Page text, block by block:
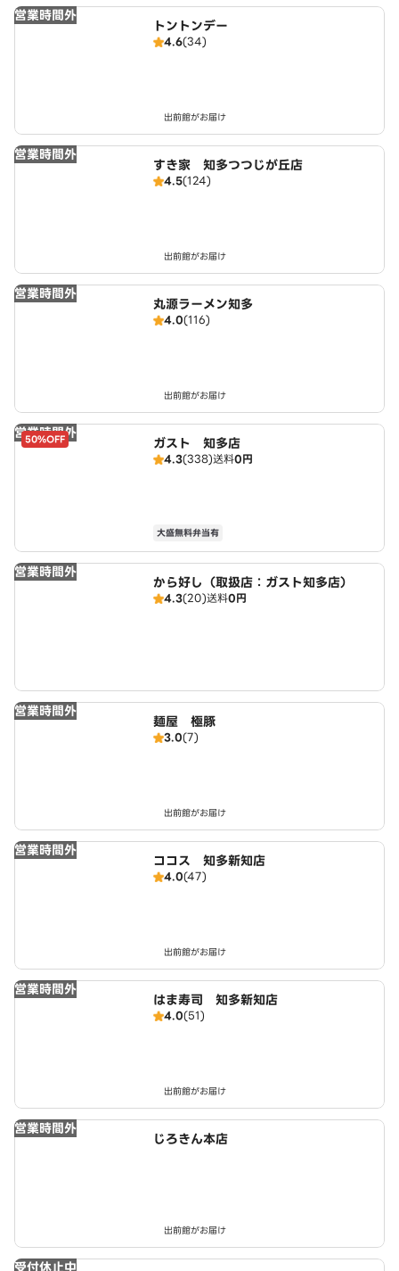
営業時間外
トントンデー
4.6(34)
出前館がお届け
営業時間外
すき家 知多つつじが丘店
4.5(124)
出前館がお届け
営業時間外
丸源ラーメン知多
4.0(116)
出前館がお届け
営業時間外
50%OFF ガスト 知多店
4.3(338)送料0円
大盛無料弁当有
営業時間外
から好し（取扱店：ガスト知多店）
4.3(20)送料0円
営業時間外
麺屋 極豚
3.0(7)
出前館がお届け
営業時間外
ココス 知多新知店
4.0(47)
出前館がお届け
営業時間外
はま寿司 知多新知店
4.0(51)
出前館がお届け
営業時間外
じろきん本店
出前館がお届け